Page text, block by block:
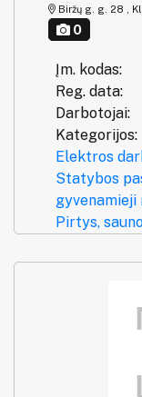
Biržų g. g. 28 ,
0
Įm. kodas:
Reg. data:
Darbotojai:
Kategorijos:
Elektros
Statybos
gyvenamieji
Pirtys,